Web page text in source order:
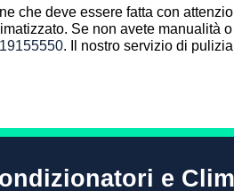
che deve essere fatta con
Se non avete manualità
. Il nostro servizio di
e